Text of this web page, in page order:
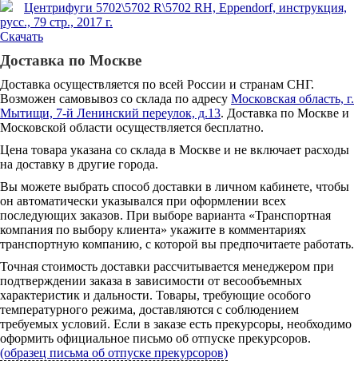
Центрифуги 5702\5702 R\5702 RH, Eppendorf, инструкция,
русс., 79 стр., 2017 г.
Скачать
Доставка по Москве
Доставка осуществляется по всей России и странам СНГ.
Возможен самовывоз со склада по адресу Московская область, г.
Мытищи, 7-й Ленинский переулок, д.13. Доставка по Москве и
Московской области осуществляется бесплатно.
Цена товара указана со склада в Москве и не включает расходы
на доставку в другие города.
Вы можете выбрать способ доставки в личном кабинете, чтобы
он автоматически указывался при оформлении всех
последующих заказов. При выборе варианта «Транспортная
компания по выбору клиента» укажите в комментариях
транспортную компанию, с которой вы предпочитаете работать.
Точная стоимость доставки рассчитывается менеджером при
подтверждении заказа в зависимости от весообъемных
характеристик и дальности. Товары, требующие особого
температурного режима, доставляются с соблюдением
требуемых условий. Если в заказе есть прекурсоры, необходимо
оформить официальное письмо об отпуске прекурсоров.
(образец письма об отпуске прекурсоров)